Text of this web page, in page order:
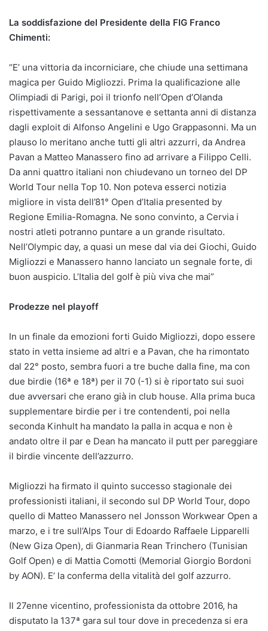
La soddisfazione del Presidente della FIG Franco
Chimenti:
“E’ una vittoria da incorniciare, che chiude una settimana
magica per Guido Migliozzi. Prima la qualificazione alle
Olimpiadi di Parigi, poi il trionfo nell’Open d’Olanda
rispettivamente a sessantanove e settanta anni di distanza
dagli exploit di Alfonso Angelini e Ugo Grappasonni. Ma un
plauso lo meritano anche tutti gli altri azzurri, da Andrea
Pavan a Matteo Manassero fino ad arrivare a Filippo Celli.
Da anni quattro italiani non chiudevano un torneo del DP
World Tour nella Top 10. Non poteva esserci notizia
migliore in vista dell’81° Open d’Italia presented by
Regione Emilia-Romagna. Ne sono convinto, a Cervia i
nostri atleti potranno puntare a un grande risultato.
Nell’Olympic day, a quasi un mese dal via dei Giochi, Guido
Migliozzi e Manassero hanno lanciato un segnale forte, di
buon auspicio. L’Italia del golf è più viva che mai”
Prodezze nel playoff
In un finale da emozioni forti Guido Migliozzi, dopo essere
stato in vetta insieme ad altri e a Pavan, che ha rimontato
dal 22° posto, sembra fuori a tre buche dalla fine, ma con
due birdie (16ª e 18ª) per il 70 (-1) si è riportato sui suoi
due avversari che erano già in club house. Alla prima buca
supplementare birdie per i tre contendenti, poi nella
seconda Kinhult ha mandato la palla in acqua e non è
andato oltre il par e Dean ha mancato il putt per pareggiare
il birdie vincente dell’azzurro.
Migliozzi ha firmato il quinto successo stagionale dei
professionisti italiani, il secondo sul DP World Tour, dopo
quello di Matteo Manassero nel Jonsson Workwear Open a
marzo, e i tre sull’Alps Tour di Edoardo Raffaele Lipparelli
(New Giza Open), di Gianmaria Rean Trinchero (Tunisian
Golf Open) e di Mattia Comotti (Memorial Giorgio Bordoni
by AON). E’ la conferma della vitalità del golf azzurro.
Il 27enne vicentino, professionista da ottobre 2016, ha
disputato la 137ª gara sul tour dove in precedenza si era